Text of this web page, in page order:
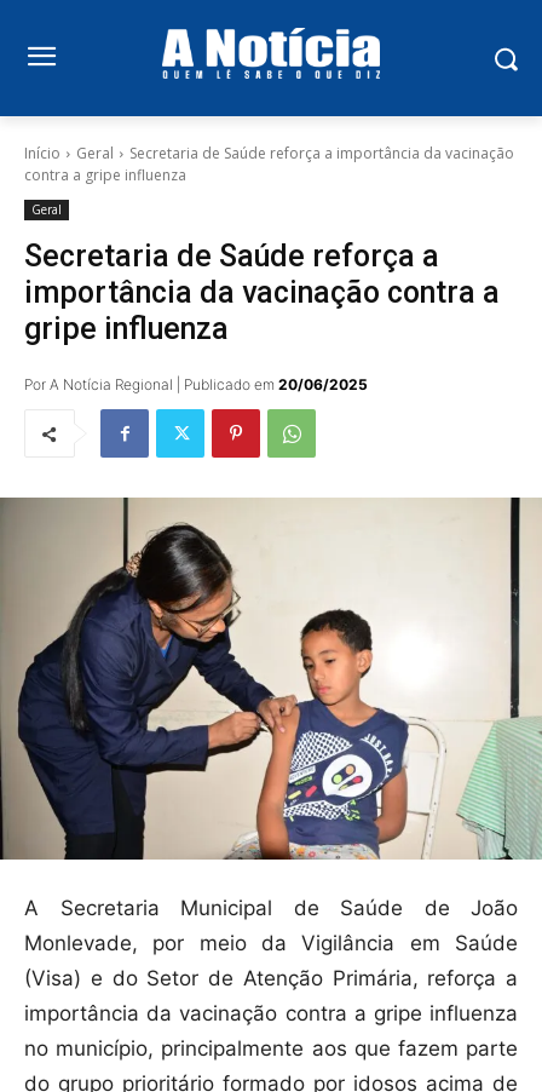
Início Geral
Secretaria de Saúde reforça a importância da vacinação
contra a gripe influenza
Geral
Secretaria de Saúde reforça a
importância da vacinação contra a
gripe influenza
Por A Notícia Regional | Publicado em 20/06/2025
A Secretaria Municipal de Saúde de João
Monlevade, por meio da Vigilância em Saúde
(Visa) e do Setor de Atenção Primária, reforça a
importância da vacinação contra a gripe influenza
no município, principalmente aos que fazem parte
do grupo prioritário formado por idosos acima de